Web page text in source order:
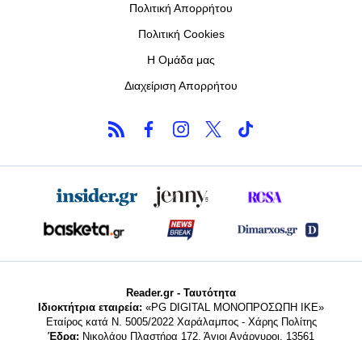
Πολιτική Απορρήτου
Πολιτική Cookies
Η Ομάδα μας
Διαχείριση Απορρήτου
Reader.gr - Ταυτότητα
Ιδιοκτήτρια εταιρεία: «PG DIGITAL MONΟΠΡΟΣΩΠΗ ΙΚΕ»
Εταίρος κατά Ν. 5005/2022 Χαράλαμπος - Χάρης Πολίτης
Έδρα: Νικολάου Πλαστήρα 172, Άγιοι Ανάργυροι, 13561